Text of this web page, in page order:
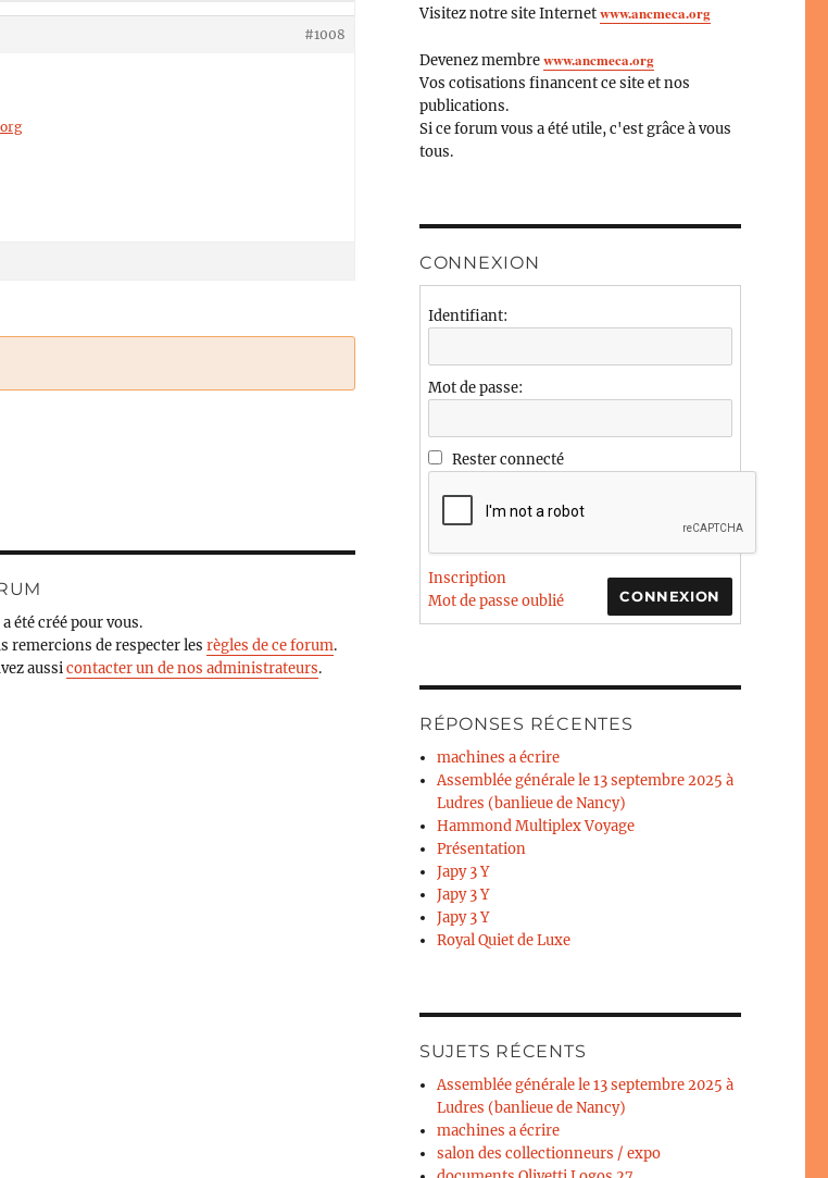
#1008
été créé pour vous.
remercions de respecter lesrègles de ce forum.
aussicontacter un de nos administrateurs.
Visitez notre site Internetwww.ancmeca.org
Devenez membrewww.ancmeca.org
Vos cotisations financent ce site et nos
publications.
Si ce forum vous a été utile, c'est grâce à vous
tous.
CONNEXION
Identifiant:
Mot de passe:
Rester connecté
CONNEXION
Inscription
Mot de passe oublié
RÉPONSES RÉCENTES
machines a écrire
Assemblée générale le 13 septembre 2025 à
Ludres (banlieue de Nancy)
Hammond Multiplex Voyage
Présentation
Japy 3 Y
Japy 3 Y
Japy 3 Y
Royal Quiet de Luxe
SUJETS RÉCENTS
Assemblée générale le 13 septembre 2025 à
Ludres (banlieue de Nancy)
machines a écrire
salon des collectionneurs / expo